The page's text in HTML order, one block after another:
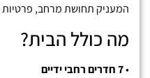
המעניק תחושת מרחב, פרטיות
מה כולל הבית?
•7 חדרים רחבי ידיים